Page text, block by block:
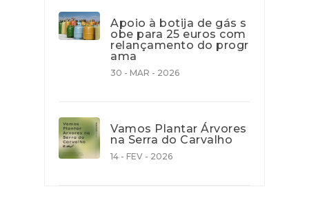
Apoio à botija de gás s
obe para 25 euros com
relançamento do progr
ama
30 - MAR - 2026
Vamos Plantar Árvores
na Serra do Carvalho
14 - FEV - 2026